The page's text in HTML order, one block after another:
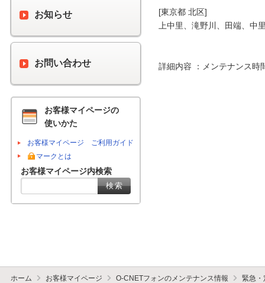
[東京都 北区]
上中里、滝野川、田端、中
詳細内容 ：メンテナンス時
お知らせ
お問い合わせ
お客様マイページの
使いかた
お客様マイページ ご利用ガイド
マークとは
お客様マイページ内検索
ホーム お客様マイページ O-CNETフォンのメンテナンス情報 緊急・